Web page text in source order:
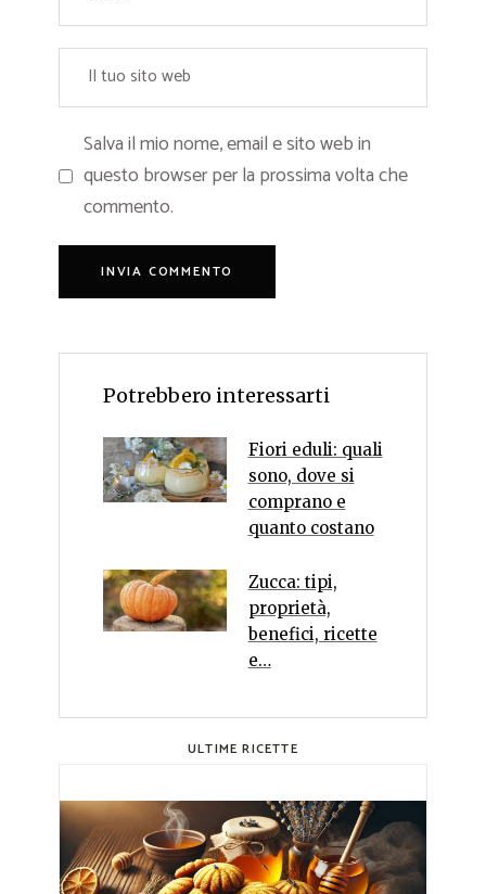
Salva il mio nome, email e sito web in
questo browser per la prossima volta che
commento.
Potrebbero interessarti
Fiori eduli: quali
sono, dove si
comprano e
quanto costano
Zucca: tipi,
proprietà,
benefici, ricette
e…
ULTIME RICETTE